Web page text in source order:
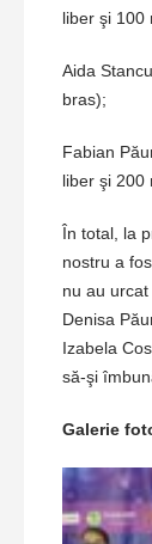
liber şi 100
Aida
bras);
Fabian
liber şi 200
În total, la
nostru a
nu au urcat
Denisa
Izabela
să-şi
Galerie